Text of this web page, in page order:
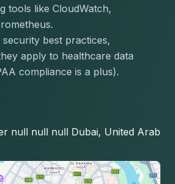
tools like CloudWatch,
best practices,
apply to healthcare data
compliance is a plus).
null null null Dubai, United Arab